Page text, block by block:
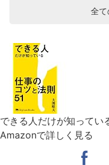
全て
できる人だけが知ってい
Amazonで詳しく見る